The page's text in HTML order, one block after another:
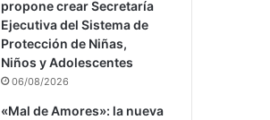
propone crear Secretaría
Ejecutiva del Sistema de
Protección de Niñas,
Niños y Adolescentes
06/08/2026
«Mal de Amores»: la nueva